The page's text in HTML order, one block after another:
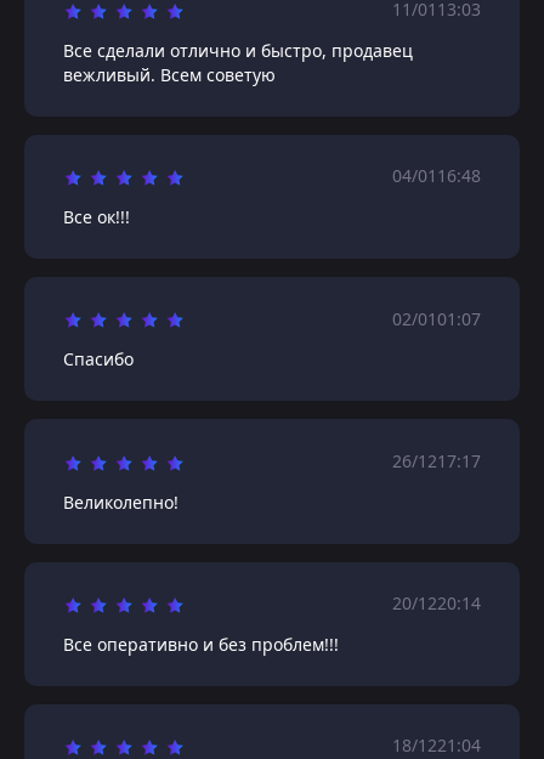
11/01 13:03
Все сделали отлично и быстро, продавец
вежливый. Всем советую
04/01 16:48
Все ок!!!
02/0101:07
Спасибо
26/1217:17
Великолепно!
20/1220:14
Все оперативно и без проблем!!!
18/1221:04